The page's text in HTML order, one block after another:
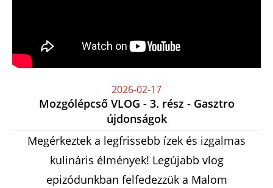
2026-02-17
Mozgólépcső VLOG - 3. rész - Gasztro
újdonságok
Megérkeztek a legfrissebb ízek és izgalmas
kulináris élmények! Legújabb vlog
epizódunkban felfedezzük a Malom